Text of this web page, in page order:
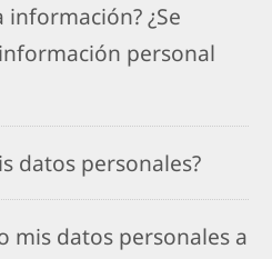
información? ¿Se
personal
datos personales?
mis datos personales a